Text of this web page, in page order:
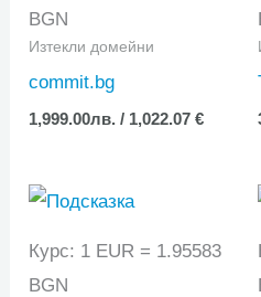
BGN
Изтекли домейни
commit.bg
1,999.00лв. / 1,022.07 €
Курс: 1 EUR = 1.95583
BGN